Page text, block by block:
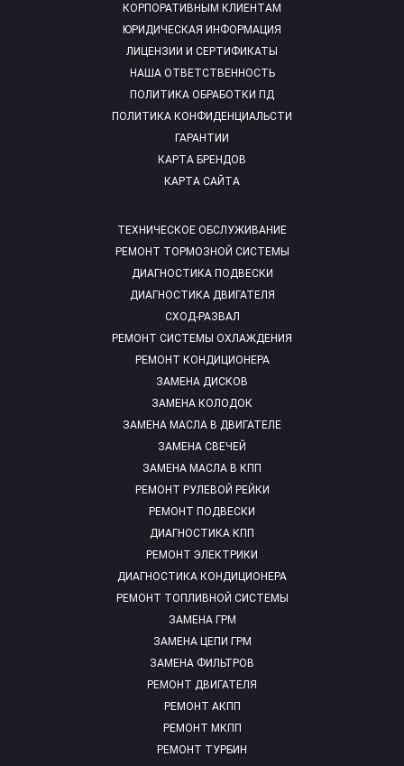
ТЕХНИЧЕСКОЕ ОБСЛУЖИВАНИЕ
РЕМОНТ ТОРМОЗНОЙ СИСТЕМЫ
ДИАГНОСТИКА ПОДВЕСКИ
ДИАГНОСТИКА ДВИГАТЕЛЯ
СХОД-РАЗВАЛ
РЕМОНТ СИСТЕМЫ ОХЛАЖДЕНИЯ
РЕМОНТ КОНДИЦИОНЕРА
ЗАМЕНА ДИСКОВ
ЗАМЕНА КОЛОДОК
ЗАМЕНА МАСЛА В ДВИГАТЕЛЕ
ЗАМЕНА СВЕЧЕЙ
ЗАМЕНА МАСЛА В КПП
РЕМОНТ РУЛЕВОЙ РЕЙКИ
РЕМОНТ ПОДВЕСКИ
ДИАГНОСТИКА КПП
РЕМОНТ ЭЛЕКТРИКИ
ДИАГНОСТИКА КОНДИЦИОНЕРА
РЕМОНТ ТОПЛИВНОЙ СИСТЕМЫ
ЗАМЕНА ГРМ
ЗАМЕНА ЦЕПИ ГРМ
ЗАМЕНА ФИЛЬТРОВ
РЕМОНТ ДВИГАТЕЛЯ
РЕМОНТ АКПП
РЕМОНТ МКПП
РЕМОНТ ТУРБИН
КОРПОРАТИВНЫМ КЛИЕНТАМ
ЮРИДИЧЕСКАЯ ИНФОРМАЦИЯ
ЛИЦЕНЗИИ И СЕРТИФИКАТЫ
НАША ОТВЕТСТВЕННОСТЬ
ПОЛИТИКА ОБРАБОТКИ ПД
ПОЛИТИКА КОНФИДЕНЦИАЛЬСТИ
ГАРАНТИИ
КАРТА БРЕНДОВ
КАРТА САЙТА